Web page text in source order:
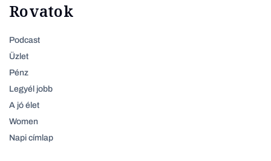
Rovatok
Podcast
Üzlet
Pénz
Legyél jobb
A jó élet
Women
Napi címlap